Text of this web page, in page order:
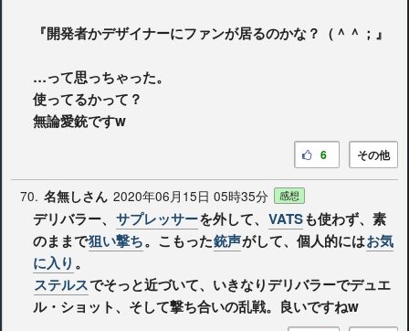
『開発者かデザイナーにファンが居るのかな？（＾＾；』
…って思っちゃった。
使ってるかって？
無論愛銃ですw
その他
6
70. 名無しさん 2020年06月15日 05時35分 感想
デリバラー、 サプレッサーを外して、 VATSも使わず、素
のままで狙い撃ち。こもった銃声がして、個人的にはお気
に入り 。
ステルスでそっと近づいて、いきなりデリバラーでデュエ
ル・ショット、そして撃ち合いの乱戦。良いですねw